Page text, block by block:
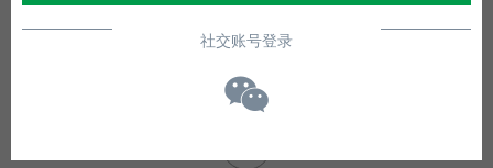
第三方账号登录
社交账号登录